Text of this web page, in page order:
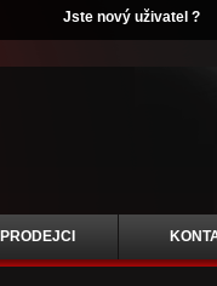
Jste nový uživatel ?
PRODEJCI